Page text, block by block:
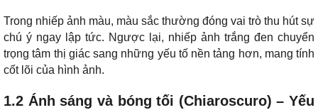
Trong nhiếp ảnh màu, màu sắc thường đóng vai trò thu hút sự
chú ý ngay lập tức. Ngược lại, nhiếp ảnh trắng đen chuyển
trọng tâm thị giác sang những yếu tố nền tảng hơn, mang tính
cốt lõi của hình ảnh.
1.2 Ánh sáng và bóng tối (Chiaroscuro) – Yếu